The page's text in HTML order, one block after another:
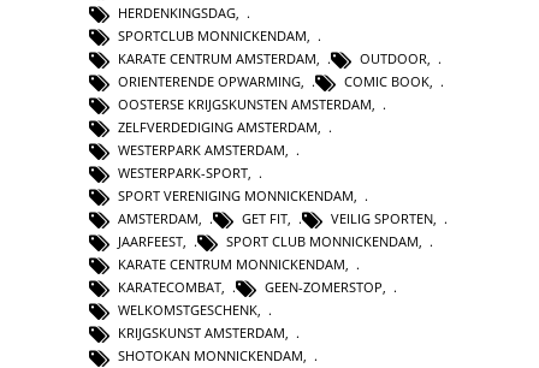
HERDENKINGSDAG
SPORTCLUB MONNICKENDAM
KARATE CENTRUM AMSTERDAM
OUTDOOR
ORIENTERENDE OPWARMING
COMIC BOOK
OOSTERSE KRIJGSKUNSTEN AMSTERDAM
ZELFVERDEDIGING AMSTERDAM
WESTERPARK AMSTERDAM
WESTERPARK-SPORT
SPORT VERENIGING MONNICKENDAM,
AMSTERDAM, GET FIT, VEILIG SPORTEN,
JAARFEEST, SPORT CLUB MONNICKENDAM,
KARATE CENTRUM MONNICKENDAM,
KARATECOMBAT, GEEN-ZOMERSTOP,
WELKOMSTGESCHENK,
KRIJGSKUNST AMSTERDAM,
SHOTOKAN MONNICKENDAM,